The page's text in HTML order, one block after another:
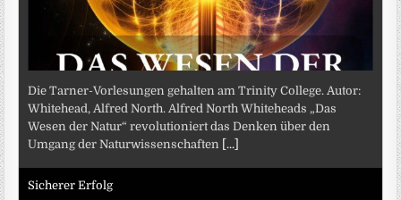
Die Tarner-Vorlesungen gehalten am Trinity College. Autor:
Whitehead, Alfred North. Alfred North Whiteheads „Das
Wesen der Natur“ revolutioniert das Denken über den
Umgang der Naturwissenschaften
[...]
Sicherer Erfolg